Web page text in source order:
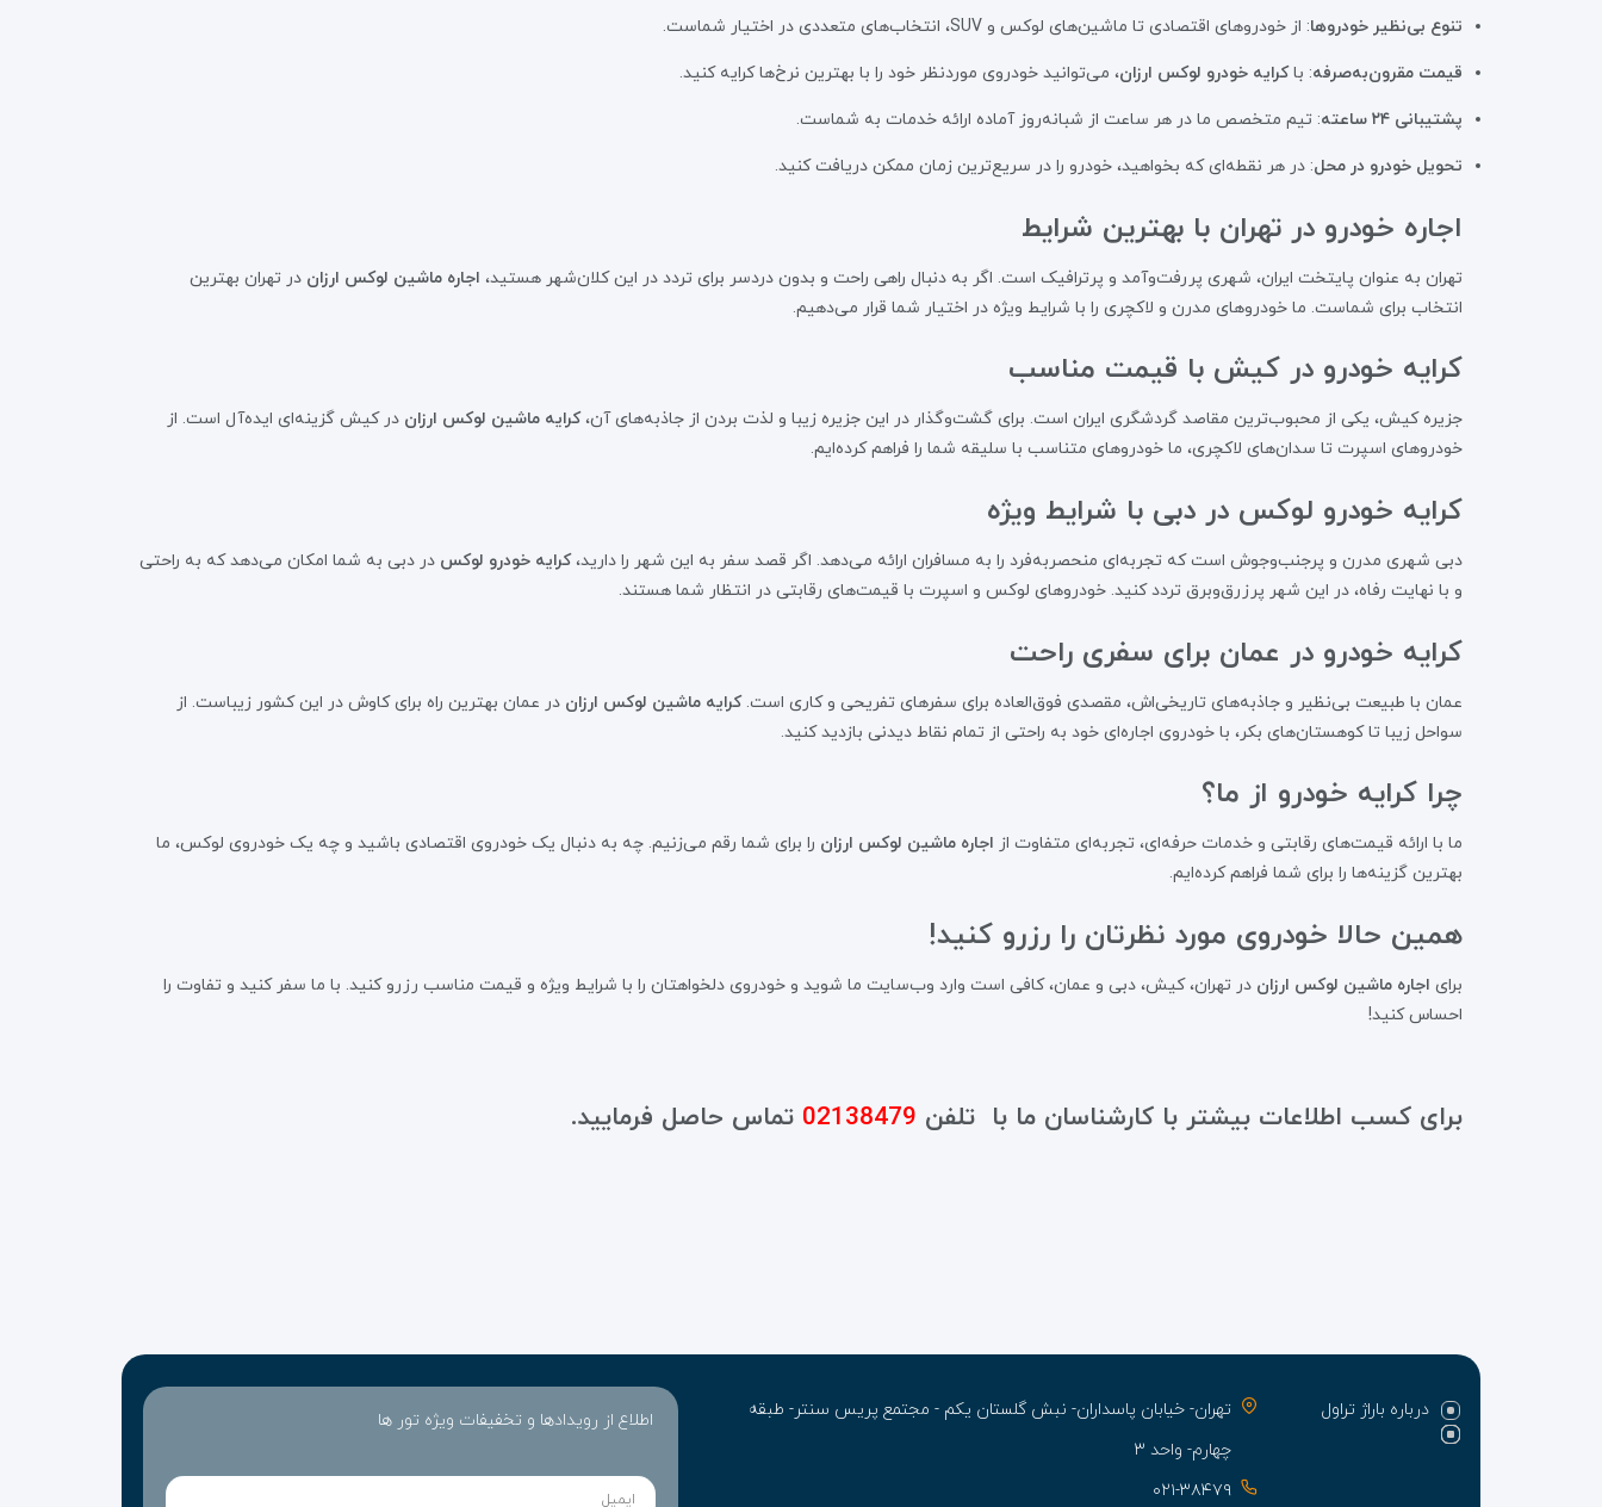
تنوع بی‌نظیر خودروها: از خودروهای اقتصادی تا ماشین‌های لوکس و SUV، انتخاب‌های متعددی در اختیار شماست.
قیمت مقرون‌به‌صرفه: باکرایه خودرو لوکس ارزان، می‌توانید خودروی موردنظر خود را با بهترین نرخ‌ها کرایه کنید.
پشتیبانی ۲۴ ساعته : تیم متخصص ما در هر ساعت از شبانه‌روز آماده ارائه خدمات به شماست.
تحویل خودرو در محل: در هر نقطه‌ای که بخواهید، خودرو را در سریع‌ترین زمان ممکن دریافت کنید.
اجاره خودرو در تهران با بهترین شرایط
تهران به عنوان پایتخت ایران، شهری پررفت‌وآمد و پرترافیک است. اگر به دنبال راهی راحت و بدون دردسر برای تردد در این کلان‌شهر هستید، اجاره ماشین لوکس ارزان در تهران بهترین
انتخاب برای شماست. ما خودروهای مدرن و لاکچری را با شرایط ویژه در اختیار شما قرار می‌دهیم.
کرایه خودرو در کیش با قیمت مناسب
جزیره کیش، یکی از محبوب‌ترین مقاصد گردشگری ایران است. برای گشت‌وگذار در این جزیره زیبا و لذت بردن از جاذبه‌های آن،کرایه ماشین لوکس ارزان در کیش گزینه‌ای ایده‌آل است. از
خودروهای اسپرت تا سدان‌های لاکچری، ما خودروهای متناسب با سلیقه شما را فراهم کرده‌ایم.
کرایه خودرو لوکس در دبی با شرایط ویژه
دبی شهری مدرن و پرجنب‌وجوش است که تجربه‌ای منحصر‌به‌فرد را به مسافران ارائه می‌دهد. اگر قصد سفر به این شهر را دارید،کرایه خودرو لوکس در دبی به شما امکان می‌دهد که به راحتی
و با نهایت رفاه، در این شهر پرزرق‌وبرق تردد کنید. خودروهای لوکس و اسپرت با قیمت‌های رقابتی در انتظار شما هستند.
کرایه خودرو در عمان برای سفری راحت
عمان با طبیعت بی‌نظیر و جاذبه‌های تاریخی‌اش، مقصدی فوق‌العاده برای سفرهای تفریحی و کاری است.کرایه ماشین لوکس ارزان در عمان بهترین راه برای کاوش در این کشور زیباست. از
سواحل زیبا تا کوهستان‌های بکر، با خودروی اجاره‌ای خود به راحتی از تمام نقاط دیدنی بازدید کنید.
چرا کرایه خودرو از ما؟
ما با ارائه قیمت‌های رقابتی و خدمات حرفه‌ای، تجربه‌ای متفاوت از اجاره ماشین لوکس ارزان را برای شما رقم می‌زنیم. چه به دنبال یک خودروی اقتصادی باشید و چه یک خودروی لوکس، ما
بهترین گزینه‌ها را برای شما فراهم کرده‌ایم.
همین حالا خودروی مورد نظرتان را رزرو کنید!
برای اجاره ماشین لوکس ارزان در تهران، کیش، دبی و عمان، کافی است وارد وب‌سایت ما شوید و خودروی دلخواهتان را با شرایط ویژه و قیمت مناسب رزرو کنید. با ما سفر کنید و تفاوت را
احساس کنید!
برای کسب اطلاعات بیشتر با کارشناسان ما با تلفن 02138479 تماس حاصل فرمایید.
درباره باراژ تراول
تهران- خیابان پاسداران- نبش گلستان یکم - مجتمع پریس سنتر- طبقه
چهارم- واحد ۳
۰۲۱-۳۸۴۷۹
اطلاع از رویدادها و تخفیفات ویژه تور ها